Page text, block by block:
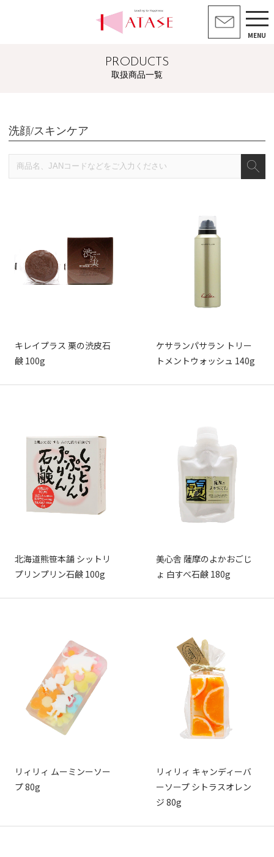
MENU
PRODUCTS
取扱商品一覧
洗顔/スキンケア
キレイプラス 栗の渋皮石
鹸 100g
ケサランパサラン トリー
トメントウォッシュ 140g
北海道熊笹本舗 シットリ
プリンプリン石鹸 100g
美心舎 薩摩のよかおごじ
ょ 白すべ石鹸 180g
リィリィ ムーミンーソー
プ 80g
リィリィ キャンディーバ
ーソープ シトラスオレン
ジ 80g